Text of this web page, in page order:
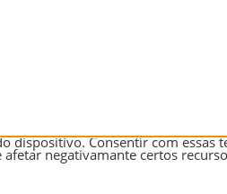
dispositivo. Consentir com essas
negativamante certos